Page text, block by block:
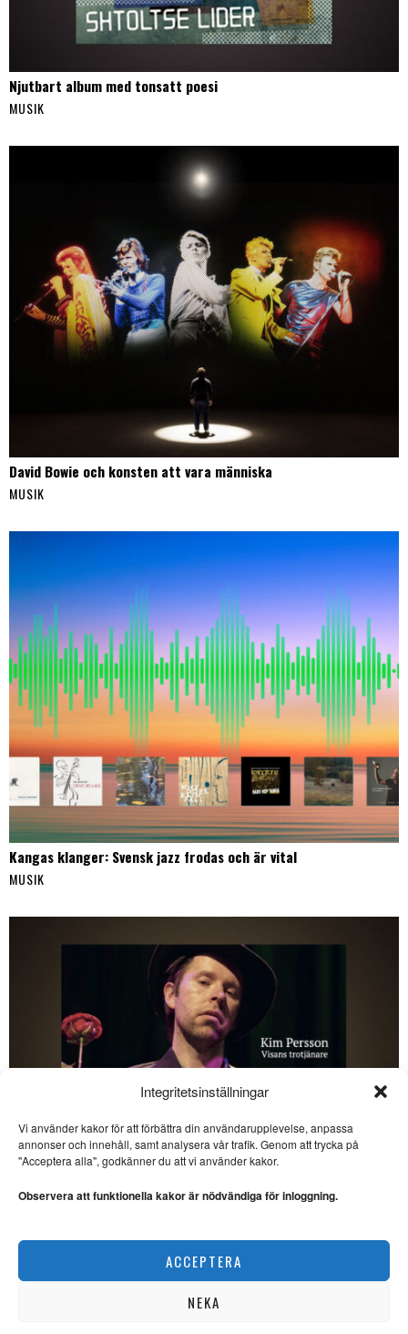
Integritetsinställningar
Vi använder kakor för att förbättra din användarupplevelse, anpassa
annonser och innehåll, samt analysera vår trafik. Genom att trycka på
"Acceptera alla", godkänner du att vi använder kakor.
Observera att funktionella kakor är nödvändiga för inloggning.
ACCEPTERA
NEKA
Njutbart album med tonsatt poesi
MUSIK
David Bowie och konsten att vara människa
MUSIK
Kangas klanger: Svensk jazz frodas och är vital
MUSIK
Kim Persson – den litterära visans förnyare
SE ÄVEN
blandat på livefronten
upplever syntpionjärer
KONSERT. Timbuktu